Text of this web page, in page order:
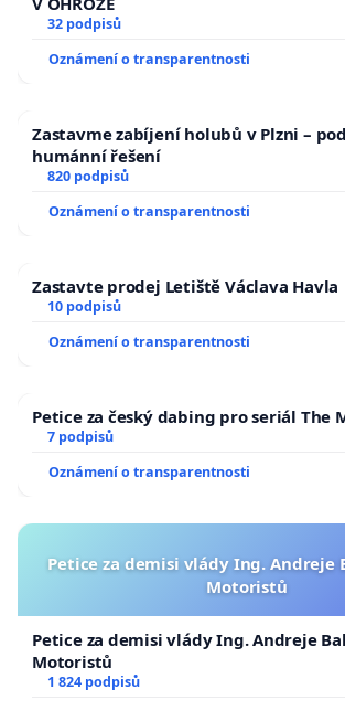
32 podpisů
Oznámení o transparentnosti
Zastavme zabíjení holubů v Plzni –
humánní řešení
820 podpisů
Oznámení o transparentnosti
Zastavte prodej Letiště Václava Havla
10 podpisů
Oznámení o transparentnosti
Petice za český dabing pro seriál The
7 podpisů
Oznámení o transparentnosti
Petice za demisi vlády Ing. Andreje
Motoristů
Petice za demisi vlády Ing. Andreje
Motoristů
1 824 podpisů